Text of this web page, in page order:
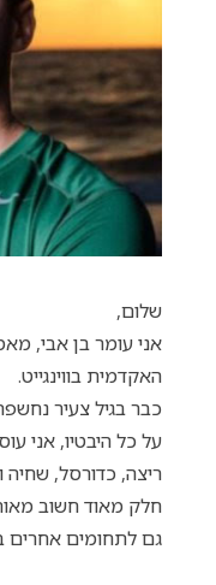
שלום,
אני עומר בן אבי,
האקדמית בווינגייט.
כבר בגיל צעיר
על כל היבטיו, אני
ריצה, כדורסל, שחיה
חלק מאוד חשוב
גם לתחומים אחרים